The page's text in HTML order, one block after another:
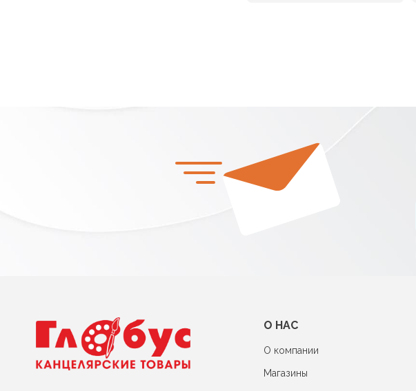
О НАС
О компании
Магазины